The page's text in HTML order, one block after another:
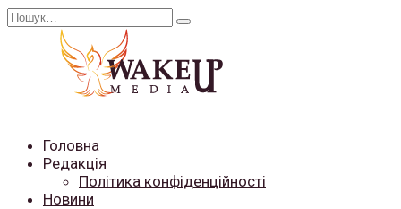
Перейти
Search
Головна
Редакція
Політика конфіденційності
Новини